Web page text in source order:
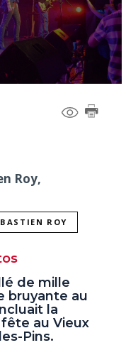
Roy,
ROY
de mille
bruyante au
la
au Vieux
Pins.